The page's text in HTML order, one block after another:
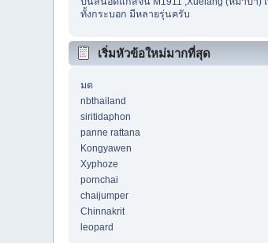
ทั้งกระบอก มีหลายรุ่นครับ
เริ่มหัวข้อใหม่มากที่สุด
มด
nbthailand
siritidaphon
panne rattana
Kongyawen
Xyphoze
pornchai
chaijumper
Chinnakrit
leopard